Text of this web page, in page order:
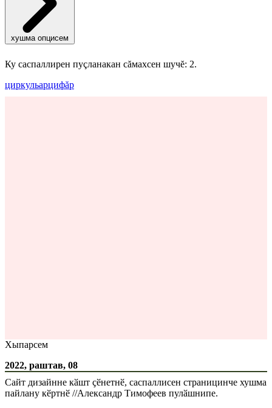
хушма опцисем
Ку саспаллирен пуçланакан сăмахсен шучĕ: 2.
циркульарцифăр
Хыпарсем
2022, раштав, 08
Сайт дизайнне кӑшт ҫӗнетнӗ, саспаллисен страницинче хушма
пайлану кӗртнӗ //Александр Тимофеев пулӑшнипе.